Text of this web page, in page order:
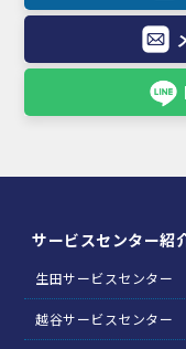
サービスセンター紹
生田サービスセンター
越谷サービスセンター